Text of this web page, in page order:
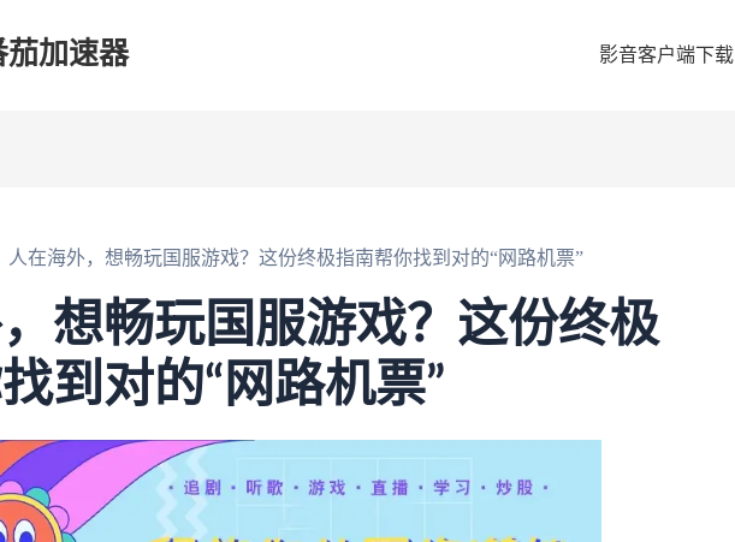
茄加速器 影音客户端下载
人在海外，想畅玩国服游戏？这份终极指南帮你找到对的“网路机票”
想畅玩国服游戏？这份终极
到对的“网路机票”